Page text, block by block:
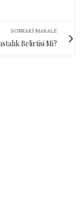
SONRAKI MAKALE
Belirtisi Mi?